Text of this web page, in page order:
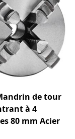
de tour
à 4
80 mm Acier